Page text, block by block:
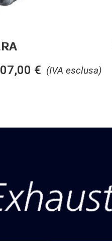
(IVA esclusa)
€